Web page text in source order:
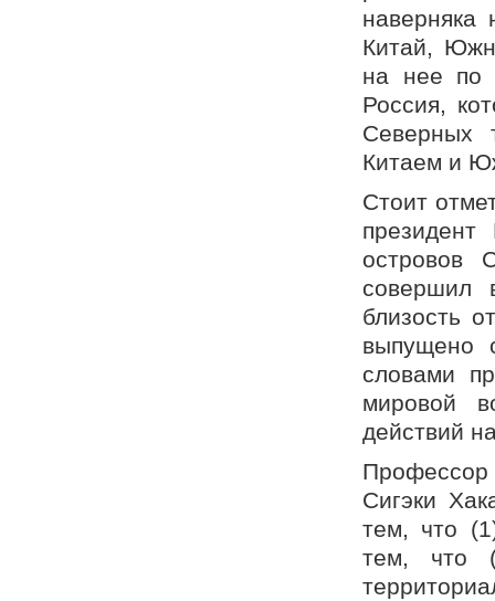
наверняка
Китай,
на нее по
Россия,
Северных
Китаем и
Стоит
островов
совершил
близость
выпущено
словами
мировой
действий
Сигэки
тем, что
тем, что